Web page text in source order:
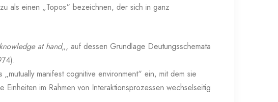
als einen „Topos“ bezeichnen, der sich in ganz
at hand„, auf dessen Grundlage Deutungsschemata
manifest cognitive environment“ ein, mit dem sie
im Rahmen von Interaktionsprozessen wechselseitig